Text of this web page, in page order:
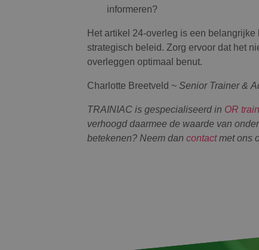
informeren?
Het artikel 24-overleg is een
strategisch beleid. Zorg ervoor dat het
overleggen optimaal benut.
Charlotte Breetveld ~SeniorTrainer &
TRAINIAC is gespecialiseerd in OR
verhoogd daarmee de waarde van
betekenen? Neem dancontactmet ons